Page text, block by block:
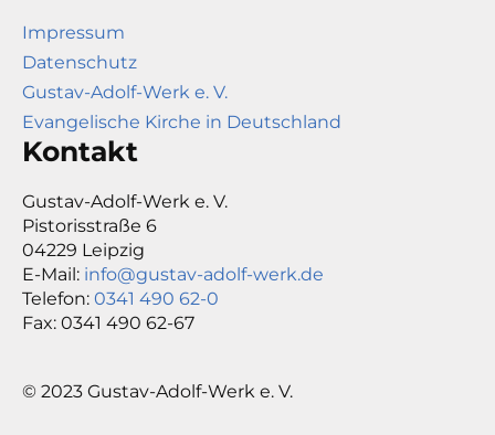
Impressum
Datenschutz
Gustav-Adolf-Werk e. V.
Evangelische Kirche in Deutschland
Kontakt
Gustav-Adolf-Werk e. V.
Pistorisstraße 6
04229 Leipzig
E-Mail: info@gustav-adolf-werk.de
Telefon: 0341 490 62-0
Fax: 0341 490 62-67
© 2023 Gustav-Adolf-Werk e. V.